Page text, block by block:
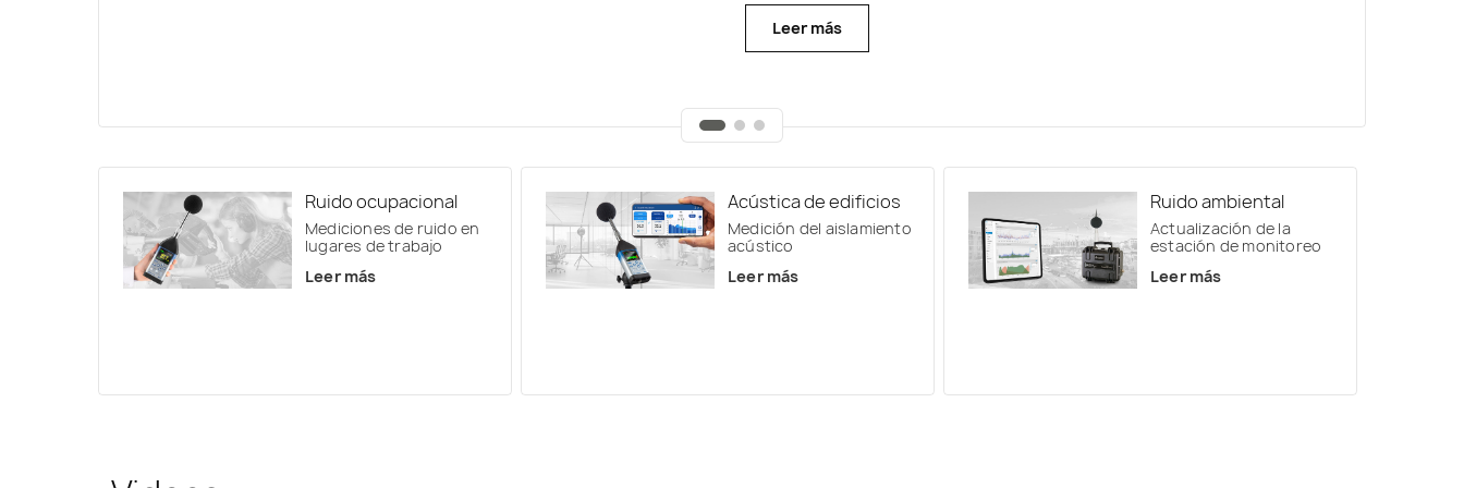
Leer más
presión ambiental o las precipitaciones.
Ruido ocupacional
Mediciones de ruido en
lugares de trabajo
Leer más
Acústica de edificios
Medición del aislamiento
acústico
Leer más
Ruido ambiental
Actualización de la
estación de monitoreo
Leer más